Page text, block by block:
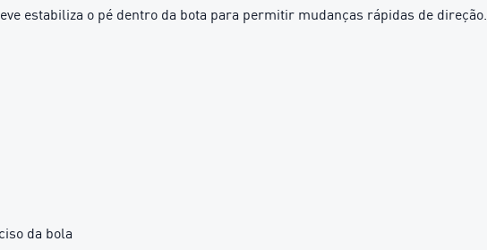
estabiliza o pé dentro da bota para permitir mudanças rápidas de direção.
da bola